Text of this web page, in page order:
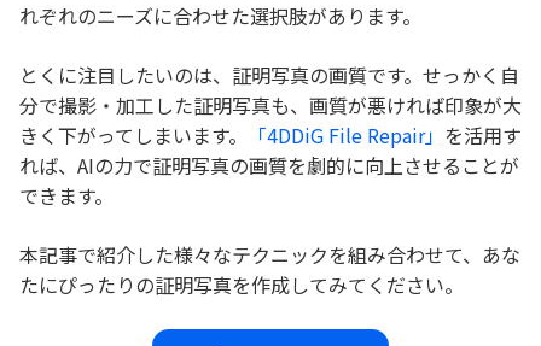
れぞれのニーズに合わせた選択肢があります。
とくに注目したいのは、証明写真の画質です。せっかく自
分で撮影・加工した証明写真も、画質が悪ければ印象が大
きく下がってしまいます。
「4DDiG File Repair」 を活用す
れば、AIの力で証明写真の画質を劇的に向上させることが
できます。
本記事で紹介した様々なテクニックを組み合わせて、あな
たにぴったりの証明写真を作成してみてください。